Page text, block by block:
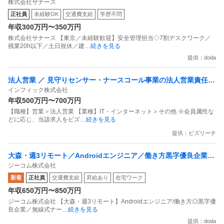
／土日祝休／建設業界経験者歓迎！
株式会社サナース
正社員 未経験OK 交通費支給 学歴不問
年収300万円〜350万円
株式会社サナース 【東京／未経験歓迎】安全管理担当◇7割デスクワーク／
残業20h以下／土日祝休／建…続きを見る
提供：doda
法人営業 ／ 見守りセンサー・ナースコール事業の法人営業責任者
候補
インフィック株式会社
年収500万円〜700万円
【職種】営業＞法人営業 【業種】IT・インターネット＞その他 ※会員属性な
どに応じ、当該求人をビズ…続きを見る
提供：ビズリーチ
大森・週3リモート／Androidエンジニア／働き方黒字優良企業／
無線式ナースコールトップシェア
ジーコム株式会社
新着 正社員 交通費支給 昇給あり 在宅ワーク
年収650万円〜850万円
ジーコム株式会社 【大森・週3リモート】Androidエンジニア/働き方◎黒字優
良企業／無線式ナー…続きを見る
提供：doda